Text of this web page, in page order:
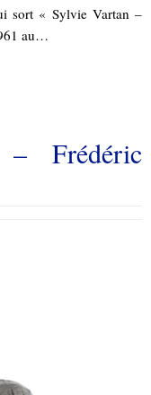
sort « Sylvie Vartan –
au…
– Frédéric